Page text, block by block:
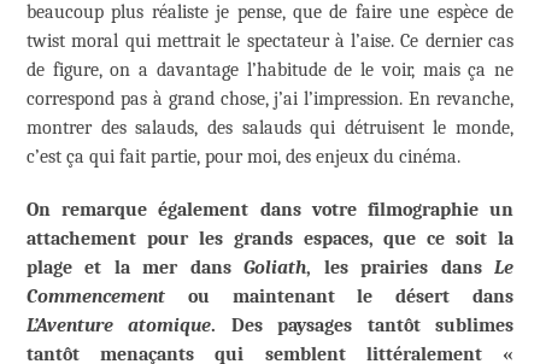
beaucoup plus réaliste je pense, que de faire une espèce de
twist moral qui mettrait le spectateur à l’aise. Ce dernier cas
de figure, on a davantage l’habitude de le voir, mais ça ne
correspond pas à grand chose, j’ai l’impression. En revanche,
montrer des salauds, des salauds qui détruisent le monde,
c’est ça qui fait partie, pour moi, des enjeux du cinéma.
On remarque également dans votre filmographie un
attachement pour les grands espaces, que ce soit la
plage et la mer dansGoliath, les prairies dansLe
Commencement ou maintenant le désert dans
L’Aventure atomique. Des paysages tantôt sublimes
tantôt menaçants qui semblent littéralement «